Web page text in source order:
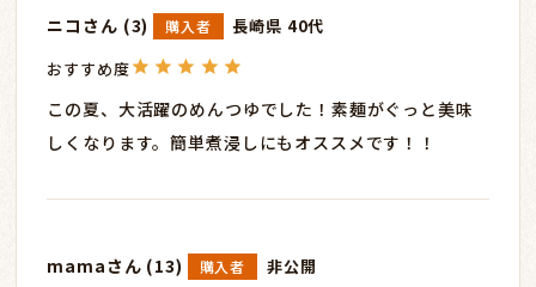
ニコ 3 購入者 長崎県 40代
この夏、大活躍のめんつゆでした！素麺がぐっと美味
しくなります。簡単煮浸しにもオススメです！！
mama 13 購入者 非公開